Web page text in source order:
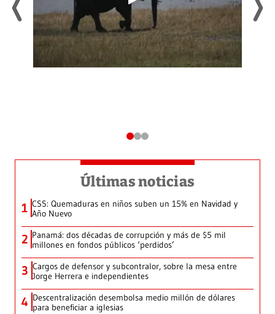
Últimas noticias
1 CSS: Quemaduras en niños suben un 15% en Navidad y
Año Nuevo
2 Panamá: dos décadas de corrupción y más de $5 mil
millones en fondos públicos ‘perdidos’
3 Cargos de defensor y subcontralor, sobre la mesa entre
Jorge Herrera e independientes
4 Descentralización desembolsa medio millón de dólares
para beneficiar a iglesias